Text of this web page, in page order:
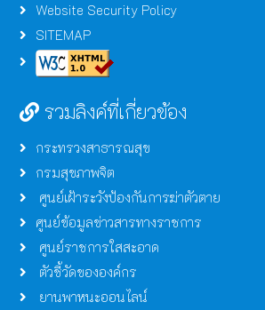
Website Security Policy
SITEMAP
รวมลิงค์ที่เกี่ยวข้อง
กระทรวงสาธารณสุข
กรมสุขภาพจิต
ศูนย์เฝ้าระวังป้องกันการฆ่าตัวตาย
ศูนย์ข้อมูลข่าวสารทางราชการ
ศูนย์ราชการใสสะอาด
ตัวชี้วัดขององค์กร
ยานพาหนะออนไลน์